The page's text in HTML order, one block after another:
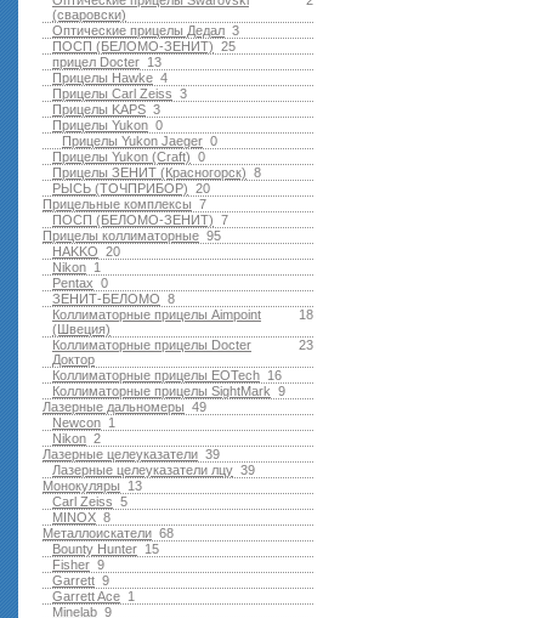
(сваровски)
3
Оптические прицелы Дедал
25
ПОСП (БЕЛОМО-ЗЕНИТ)
13
прицел Docter
4
Прицелы Hawke
3
Прицелы Carl Zeiss
3
Прицелы KAPS
0
Прицелы Yukon
0
Прицелы Yukon Jaeger
0
Прицелы Yukon (Craft)
8
Прицелы ЗЕНИТ (Красногорск)
20
РЫСЬ (ТОЧПРИБОР)
7
Прицельные комплексы
7
ПОСП (БЕЛОМО-ЗЕНИТ)
95
Прицелы коллиматорные
20
HAKKO
1
Nikon
0
Pentax
8
ЗЕНИТ-БЕЛОМО
18
Коллиматорные прицелы Aimpoint
(Швеция)
23
Коллиматорные прицелы Docter
Доктор
16
Коллиматорные прицелы EOTech
9
Коллиматорные прицелы SightMark
49
Лазерные дальномеры
1
Newcon
2
Nikon
39
Лазерные целеуказатели
39
Лазерные целеуказатели лцу
13
Монокуляры
5
Carl Zeiss
8
MINOX
68
Металлоискатели
15
Bounty Hunter
9
Fisher
9
Garrett
1
Garrett Ace
9
Minelab